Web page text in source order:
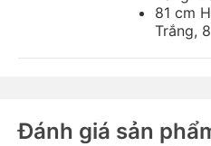
81 cm
Trắng,
Đánh giá sản